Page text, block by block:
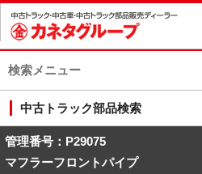
検索メニュー
中古トラック部品検索
管理番号：P29075
マフラーフロントパイプ